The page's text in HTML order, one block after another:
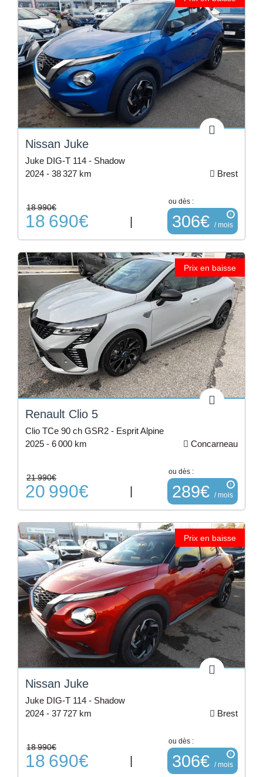
Nissan Juke
Juke DIG-T 114 - Shadow
2024 - 38 327 km Brest
18 990€
18 690€
ou dès :
306€ / mois
i
Prix en baisse
Renault Clio 5
Clio TCe 90 ch GSR2 - Esprit Alpine
2025 - 6 000 km Concarneau
21 990€
20 990€
ou dès :
289€ / mois
i
Prix en baisse
Nissan Juke
Juke DIG-T 114 - Shadow
2024 - 37 727 km Brest
18 990€
18 690€
ou dès :
306€ / mois
i